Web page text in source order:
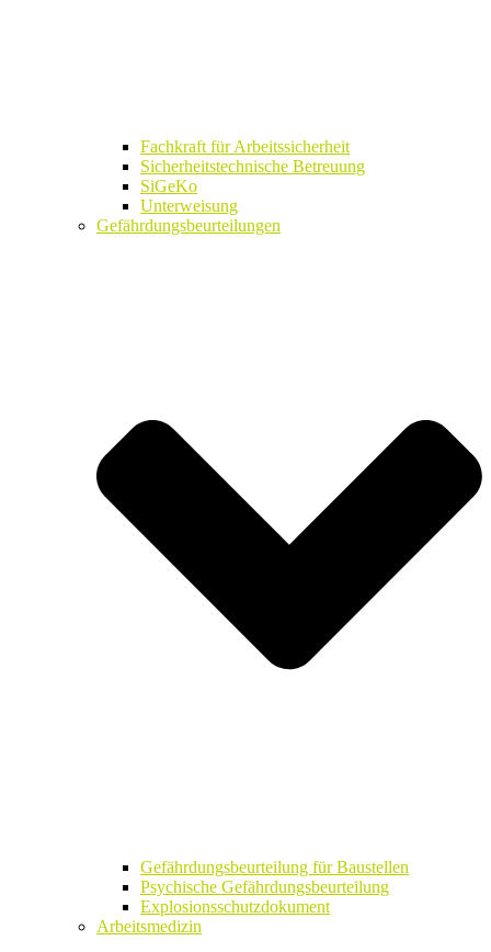
Fachkraft für Arbeitssicherheit
Sicherheitstechnische Betreuung
SiGeKo
Unterweisung
Gefährdungsbeurteilungen
Gefährdungsbeurteilung für Baustellen
Psychische Gefährdungsbeurteilung
Explosionsschutzdokument
Arbeitsmedizin